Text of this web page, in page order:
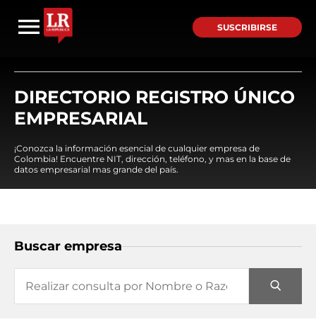
SUSCRIBIRSE
DIRECTORIO REGISTRO ÚNICO
EMPRESARIAL
¡Conozca la información esencial de cualquier empresa de
Colombia! Encuentre NIT, dirección, teléfono, y mas en la base de
datos empresarial mas grande del país.
Buscar empresa